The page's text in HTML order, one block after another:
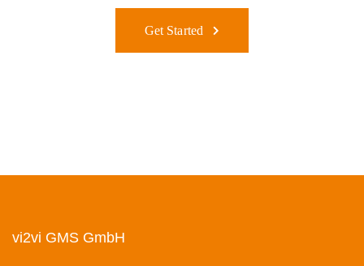
Get Started
vi2vi GMS GmbH